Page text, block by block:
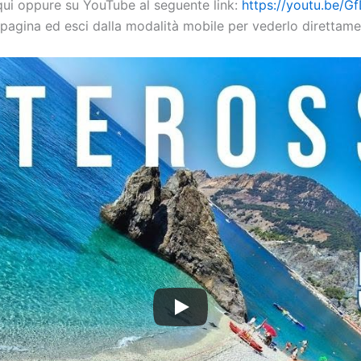
oppure su YouTube al seguente link: https://youtu.be/
ed esci dalla modalità mobile per vederlo